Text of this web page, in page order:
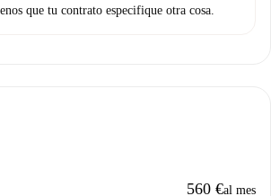
que tu contrato especifique otra cosa.
560 €al mes